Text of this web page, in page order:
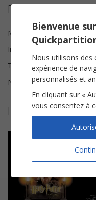
Détails de la
Musique
Instrumentation
Tonalité
Nombre de pages
Plus de partitions
Bienvenue
Nous utilisons
expérience de
personnalisés et
En cliquant sur «
vous consentez à